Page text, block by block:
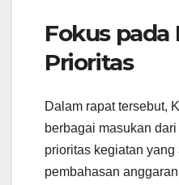
Fokus pada
Prioritas
Dalam rapat tersebut,
berbagai masukan
prioritas kegiatan
pembahasan